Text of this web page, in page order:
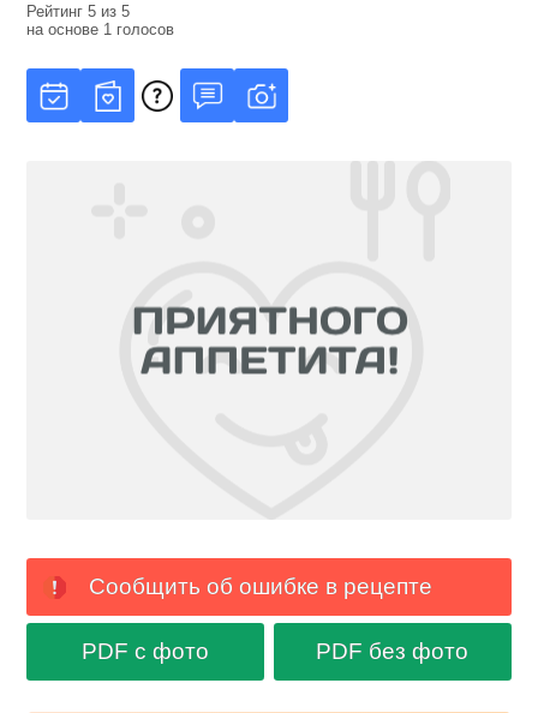
Рейтинг5 из5
на основе 1 голосов
Сообщить об ошибке в рецепте
PDF с фото PDF без фото